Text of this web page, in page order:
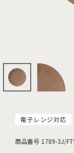
電子レンジ対応
商品番号 1789-3J/